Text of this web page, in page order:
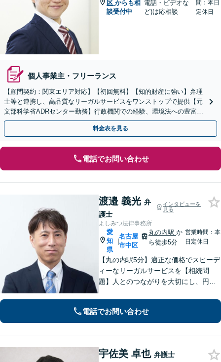
区 からも相
談受付中
電話・ビデオな
ど)は応相談
間：本日
定休日
個人事業主・フリーランス
【顧問契約：関東エリア対応】【初回無料】【知的財産に強い】弁理
士等と連携し、高品質なリーガルサービスをワンストップで提供【元
文部科学省ADRセンター勤務】行政機関での経験、環境法への豊富な
知識を活かし、事業者さまの抱える問題を解決へ導きます
料金表を見る
電話でお問い合わせ
渡邉 義光 弁
護士
インタビューを
見る
よしみつ法律事務所
愛
知
県
|
名古屋
市中区
丸の内駅か
ら徒歩5分
営業時間：本
日定休日
【丸の内駅5分】適正な価格でスピーデ
ィーなリーガルサービスを【相続問
題】人とのつながりを大切にし、円満
お任せください。経営者・労働者の未
来にも配慮し、的確に対応します【休
日相談可】
電話でお問い合わせ
宇佐美 卓也 弁護士